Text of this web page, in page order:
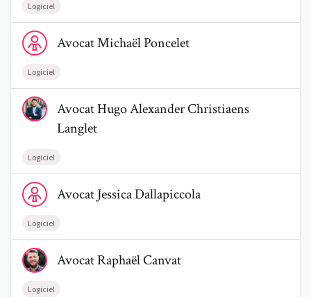
Logiciel
Voir le profil de AvocatMichaël Poncelet
AvocatMichaëlPoncelet
Logiciel
Voir le profil de AvocatHugo Alexander Christiaens Langlet
AvocatHugo AlexanderChristiaens
Langlet
Logiciel
Voir le profil de AvocatJessica Dallapiccola
AvocatJessicaDallapiccola
Logiciel
Voir le profil de AvocatRaphaël Canvat
AvocatRaphaëlCanvat
Logiciel